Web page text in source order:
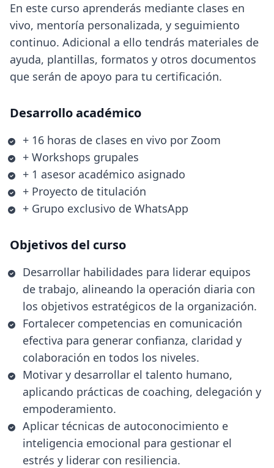
En este curso aprenderás mediante clases en
vivo, mentoría personalizada, y seguimiento
continuo. Adicional a ello tendrás materiales de
ayuda, plantillas, formatos y otros documentos
que serán de apoyo para tu certificación.
Desarrollo académico
+ 16 horas de clases en vivo por Zoom
+ Workshops grupales
+ 1 asesor académico asignado
+ Proyecto de titulación
+ Grupo exclusivo de WhatsApp
Objetivos del curso
Desarrollar habilidades para liderar equipos
de trabajo, alineando la operación diaria con
los objetivos estratégicos de la organización.
Fortalecer competencias en comunicación
efectiva para generar confianza, claridad y
colaboración en todos los niveles.
Motivar y desarrollar el talento humano,
aplicando prácticas de coaching, delegación y
empoderamiento.
Aplicar técnicas de autoconocimiento e
inteligencia emocional para gestionar el
estrés y liderar con resiliencia.